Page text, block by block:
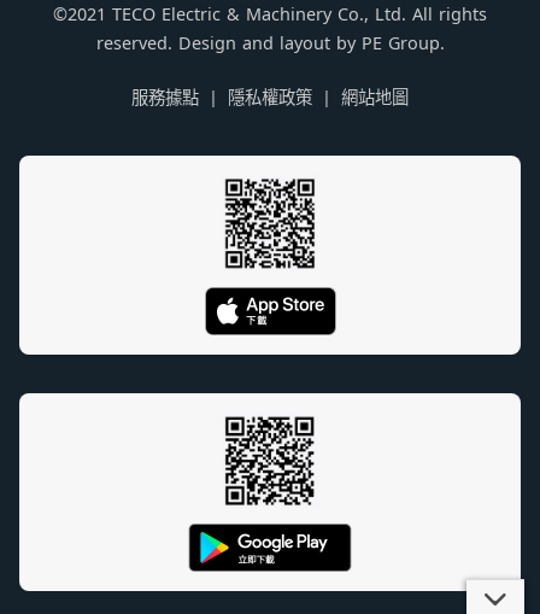
©2021 TECO Electric & Machinery Co., Ltd. All rights
reserved. Design and layout by PE Group.
服務據點 隱私權政策 網站地圖